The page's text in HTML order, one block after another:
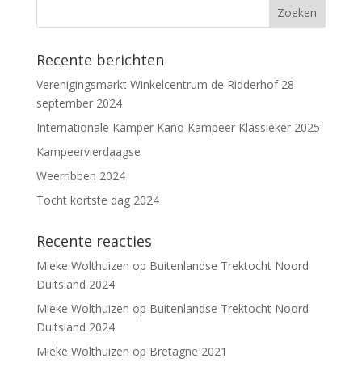
Recente berichten
Verenigingsmarkt Winkelcentrum de Ridderhof 28
september 2024
Internationale Kamper Kano Kampeer Klassieker 2025
Kampeervierdaagse
Weerribben 2024
Tocht kortste dag 2024
Recente reacties
Mieke Wolthuizen op Buitenlandse Trektocht Noord
Duitsland 2024
Mieke Wolthuizen op Buitenlandse Trektocht Noord
Duitsland 2024
Mieke Wolthuizen op Bretagne 2021